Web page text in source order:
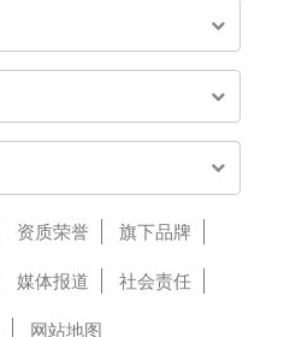
资质荣誉 旗下品牌
媒体报道 社会责任
网站地图